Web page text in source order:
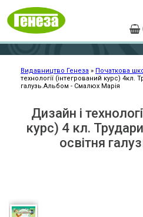
основного
вмістуРядок
навіґації
Видавництво Генеза Початкова
технології (інтегрований курс) 4кл.
галузь.Альбом - Смалюх Марія
Дизайн і
курс) 4 кл.
освітня